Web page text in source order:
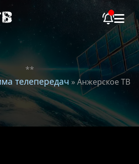
**
телепередач » Анжерское ТВ